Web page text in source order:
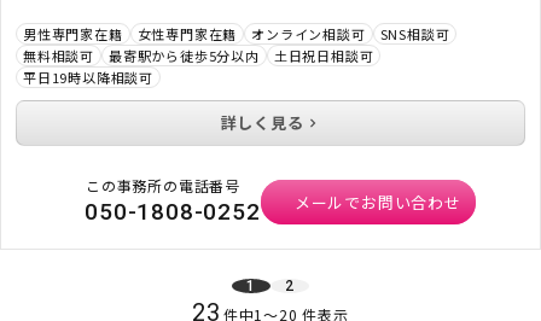
男性専門家在籍 女性専門家在籍 オンライン相談可
SNS相談可
無料相談可
最寄駅から徒歩5分以内
土日祝日相談可
平日19時以降相談可
詳しく見る
この事務所の電話番号
050-1808-0252 メールでお問い合わせ
1 2
23 件中1〜20 件表示